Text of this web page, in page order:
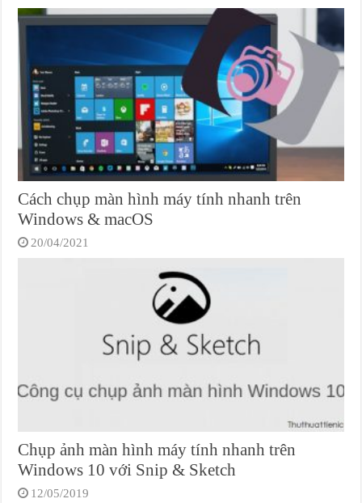
Cách chụp màn hình máy tính nhanh trên
Windows & macOS
20/04/2021
Chụp ảnh màn hình máy tính nhanh trên
Windows 10 với Snip & Sketch
12/05/2019